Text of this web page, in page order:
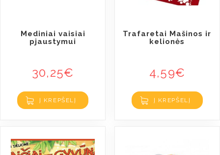
Mediniai vaisiai
pjaustymui
30,25€
Į KREPŠELĮ
Trafaretai Mašinos ir
kelionės
4,59€
Į KREPŠELĮ